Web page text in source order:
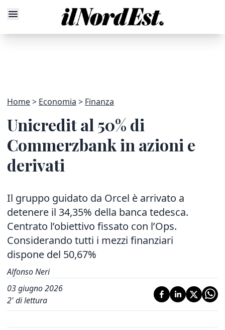
Home Economia Finanza
Unicredit al 50% di
Commerzbank in azioni e
derivati
Il gruppo guidato da Orcel è arrivato a
detenere il 34,35% della banca tedesca.
Centrato l’obiettivo fissato con l’Ops.
Considerando tutti i mezzi finanziari
dispone del 50,67%
Alfonso Neri
03 giugno 2026
2' di lettura